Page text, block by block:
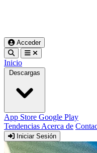
Acceder
Inicio
Descargas
App Store Google Play
Tendencias Acerca de
Iniciar Sesión